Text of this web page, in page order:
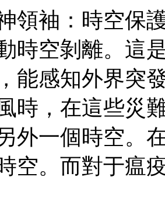
領袖：時空保
時空剝離。這
能感知外界突
時，在這些災
外一個時空。
空。而對于瘟